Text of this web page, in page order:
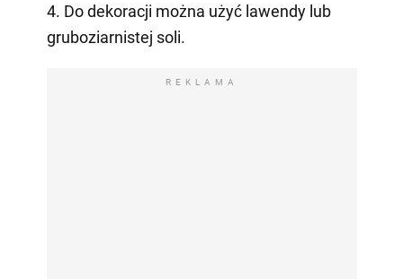
4. Do dekoracji można użyć lawendy lub
gruboziarnistej soli.
REKLAMA